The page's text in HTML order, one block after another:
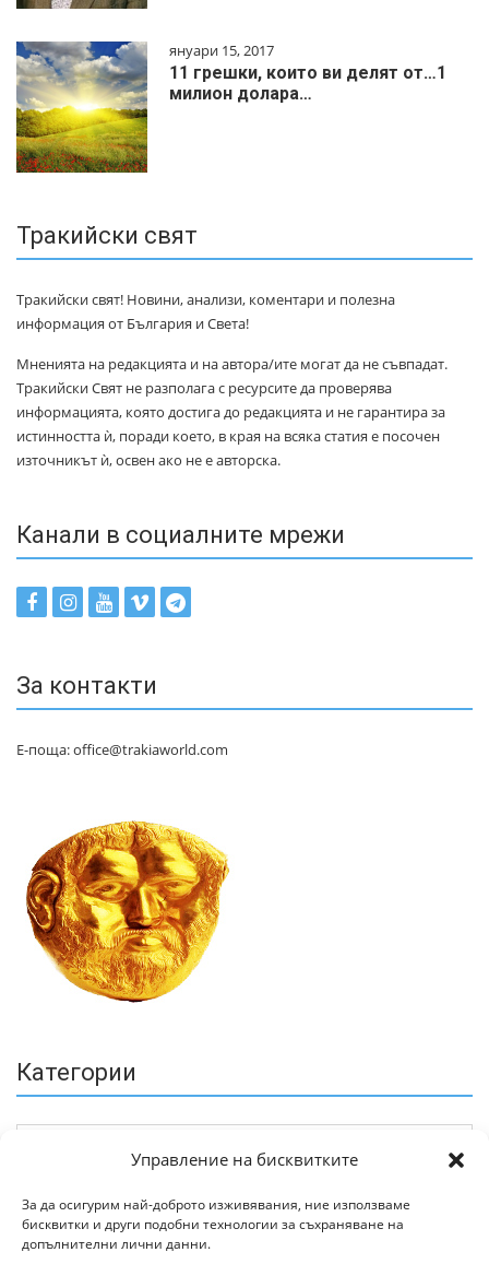
Управление на бисквитките
За да осигурим най-доброто изживявания, ние използваме
бисквитки и други подобни технологии за съхраняване на
допълнителни лични данни.
януари 15, 2017
11 грешки, които ви делят от…1
милиoн дoлapa…
Тракийски свят
Тракийски свят! Новини, анализи, коментари и полезна
информация от България и Света!
Мненията на редакцията и на автора/ите могат да не съвпадат.
Тракийски Свят не разполага с ресурсите да проверява
информацията, която достига до редакцията и не гарантира за
истинността ѝ, поради което, в края на всяка статия е посочен
източникът ѝ, освен ако не е авторска.
Канали в социалните мрежи
За контакти
Е-поща: office@trakiaworld.com
Категории
Архив